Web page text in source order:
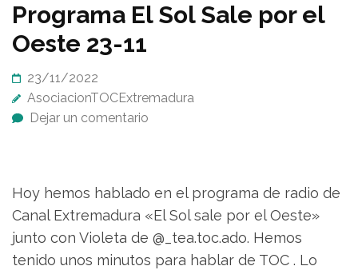
Programa El Sol Sale por el
Oeste 23-11
23/11/2022
AsociacionTOCExtremadura
Dejar un comentario
Hoy hemos hablado en el programa de radio de
Canal Extremadura «El Sol sale por el Oeste»
junto con Violeta de @_tea.toc.ado. Hemos
tenido unos minutos para hablar de TOC . Lo